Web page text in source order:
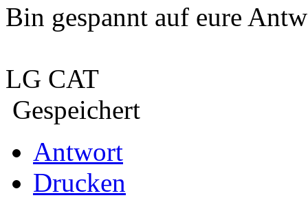
Bin gespannt auf eure
LG CAT
Gespeichert
Antwort
Drucken